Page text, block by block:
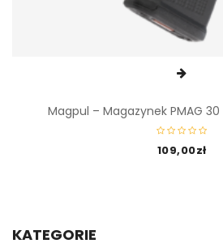
KATEGORIE
Magpul – Magazynek PMAG 30
109,00zł